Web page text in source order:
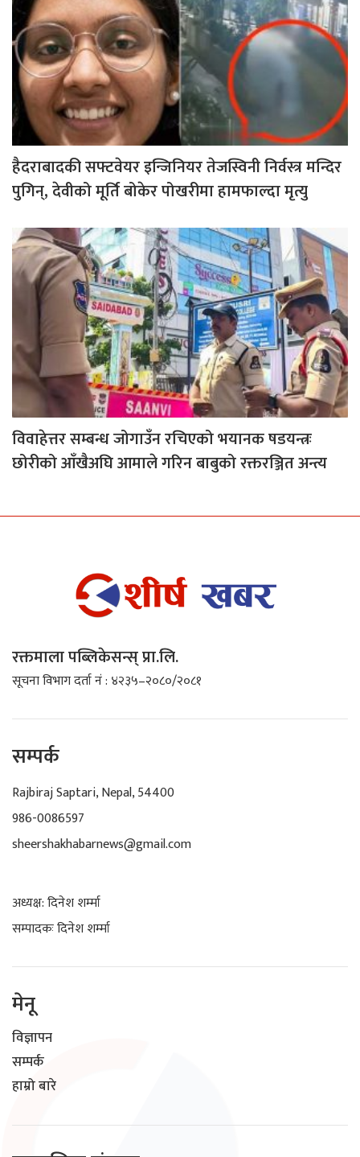
हैदराबादकी सफ्टवेयर इन्जिनियर तेजस्विनी निर्वस्त्र मन्दिर
पुगिन्, देवीको मूर्ति बोकेर पोखरीमा हामफाल्दा मृत्यु
विवाहेत्तर सम्बन्ध जोगाउँन रचिएको भयानक षडयन्त्रः
छोरीको आँखैअघि आमाले गरिन बाबुको रक्तरञ्जित अन्त्य
रक्तमाला पब्लिकेसन्स् प्रा.लि.
सूचना विभाग दर्ता नं : ४२३५–२०८०/२०८१
सम्पर्क
Rajbiraj Saptari, Nepal, 54400
986-0086597
sheershakhabarnews@gmail.com
अध्यक्ष: दिनेश शर्म्मा
सम्पादकः दिनेश शर्म्मा
मेनू
विज्ञापन
सम्पर्क
हाम्रो बारे